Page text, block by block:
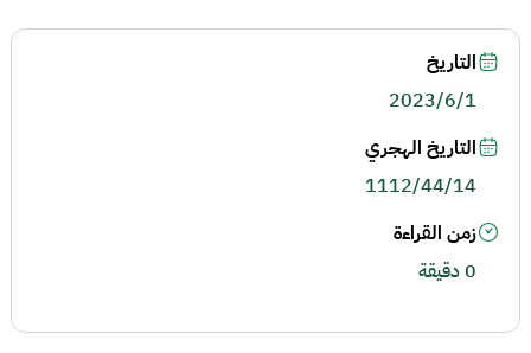
التاريخ
2023/6/1
التاريخ الهجري
1112/44/14
زمن القراءة
0 دقيقة